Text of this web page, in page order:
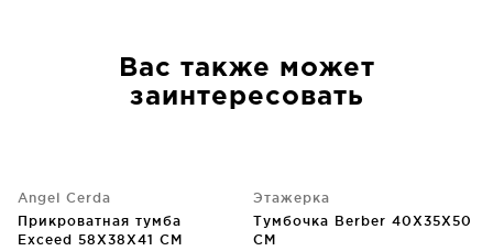
Вас также может
заинтересовать
Angel Cerda
Прикроватная тумба
Exceed 58X38X41 CM
Этажерка
Тумбочка Berber 40X35X50
CM